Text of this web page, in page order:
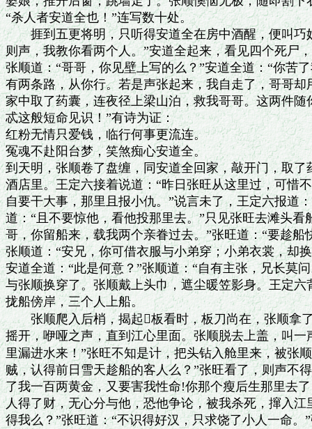
“杀人者安道全也！”连写数十处。
捱到五更将明，只听得安道全在房中酒醒，便叫巧
则声，我教你看两个人。”安道全起来，看见四个死尸
张顺道：“哥哥，你见壁上写的么？”安道全道：“你苦
有两条路，从你行。若是声张起来，我自走了，哥哥
家中取了药囊，连夜径上梁山泊，救我哥哥。这两件随
忒这般短命见识！”有诗为证：
红粉无情只爱钱，临行何事更流连。
冤魂不赴阳台梦，笑煞痴心安道全。
到天明，张顺卷了盘缠，同安道全回家，敲开门，取
酒店里。王定六接着说道：“昨日张旺从这里过，可惜
自要干大事，那里且报小仇。”说言未了，王定六报道
道：“且不要惊他，看他投那里去。”只见张旺去滩头看
哥，你留船来，载我两个亲眷过去。”张旺道：“要趁船
张顺道：“安兄，你可借衣服与小弟穿；小弟衣裳，却
安道全道：“此是何意？”张顺道：“自有主张，兄长莫
与张顺换穿了。张顺戴上头巾，遮尘暖笠影身。王定
拢船傍岸，三个人上船。
张顺爬入后梢，揭起板看时，板刀尚在，张顺拿了
摇开，咿哑之声，直到江心里面。张顺脱去上盖，叫一
里漏进水来！”张旺不知是计，把头钻入舱里来，被张
贼，认得前日雪天趁船的客人么？”张旺看了，则声不
了我一百两黄金，又要害我性命!你那个瘦后生那里去
人得了财，无心分与他，恐他争论，被我杀死，撺入江
得我么？”张旺道：“不识得好汉，只求饶了小人一命。